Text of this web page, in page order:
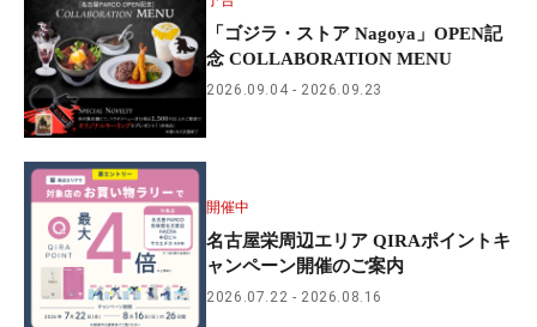
「ゴジラ・ストア Nagoya」OPEN記
念 COLLABORATION MENU
2026.09.04 2026.09.23
開催中
名古屋栄周辺エリア QIRAポイントキ
ャンペーン開催のご案内
2026.07.22 2026.08.16